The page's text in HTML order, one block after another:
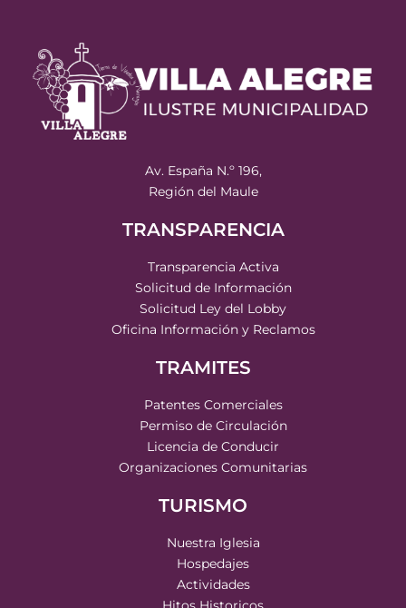
Av. España N.º 196,
Región del Maule
TRANSPARENCIA
Transparencia Activa
Solicitud de Información
Solicitud Ley del Lobby
Oficina Información y Reclamos
TRAMITES
Patentes Comerciales
Permiso de Circulación
Licencia de Conducir
Organizaciones Comunitarias
TURISMO
Nuestra Iglesia
Hospedajes
Actividades